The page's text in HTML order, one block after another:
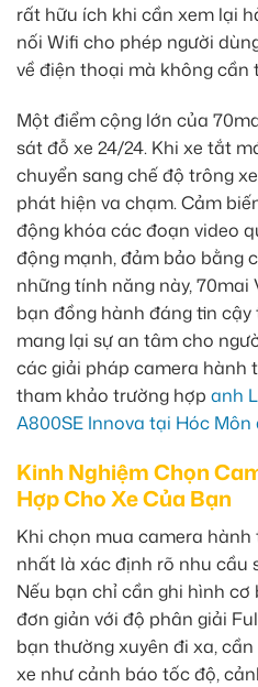
rất hữu ích khi cần xem lại
nối Wifi cho phép người
về điện thoại mà không cần
Một điểm cộng lớn của
sát đỗ xe 24/24. Khi xe tắt
chuyển sang chế độ trông
phát hiện va chạm. Cảm
động khóa các đoạn video
động mạnh, đảm bảo bằng
những tính năng này,
bạn đồng hành đáng tin
mang lại sự an tâm cho
các giải pháp camera hành
tham khảo trường hợp anh
A800SE Innova tại Hóc Môn
Kinh Nghiệm Chọn
Hợp Cho Xe Của Bạn
Khi chọn mua camera
nhất là xác định rõ nhu cầu
Nếu bạn chỉ cần ghi hình
đơn giản với độ phân giải
bạn thường xuyên đi xa,
xe như cảnh báo tốc độ,